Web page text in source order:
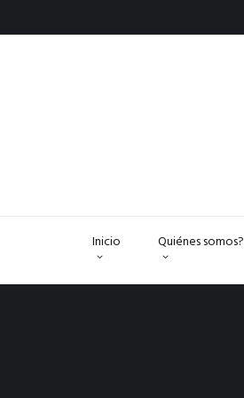
Inicio Quiénes somos?